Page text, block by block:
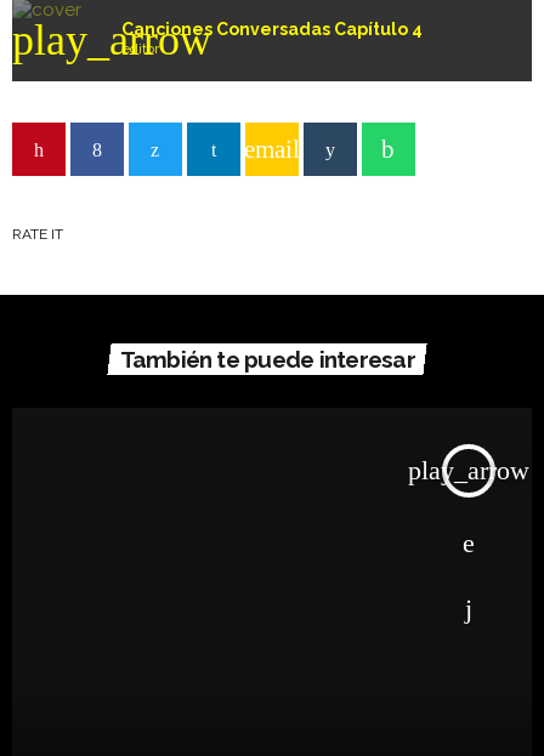
play_arrowCanciones Conversadas Capítulo 4
editor
email
RATE IT
También te puede interesar
play_arrow